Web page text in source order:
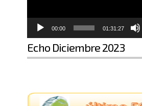
00:00 01:31:27
Echo Diciembre 2023